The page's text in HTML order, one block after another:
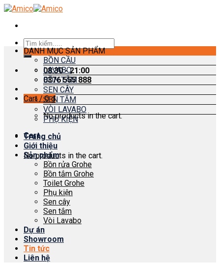
Skip
content
Search
for:
08:30 - 21:00
0376 555 888
Cart /0₫
No products in the cart.
Cart
No products in the cart.
DANH MỤC SẢN PHẨM
BỒN CẦU
LAVABO
BỒN TẮM
SEN CÂY
SEN TẮM
VÒI LAVABO
PHỤ KIỆN
Trang chủ
Giới thiệu
Sản phẩm
Bồn rửa Grohe
Bồn tắm Grohe
Toilet Grohe
Phụ kiện
Sen cây
Sen tắm
Vòi Lavabo
Dự án
Showroom
Tin tức
Liên hệ